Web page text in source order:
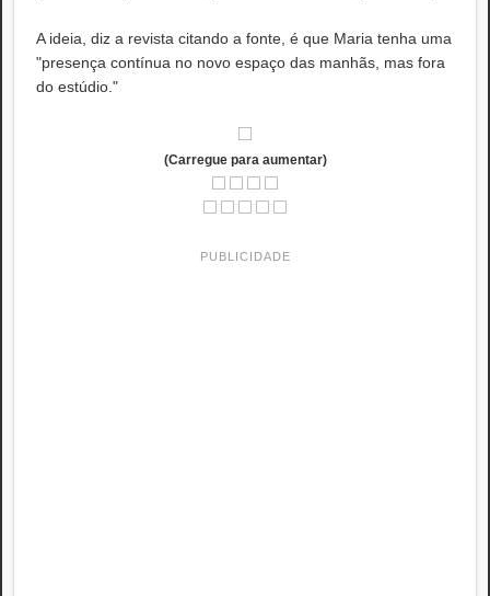
A ideia, diz a revista citando a fonte, é que Maria tenha uma
"presença contínua no novo espaço das manhãs, mas fora
do estúdio."
(Carregue para aumentar)
PUBLICIDADE